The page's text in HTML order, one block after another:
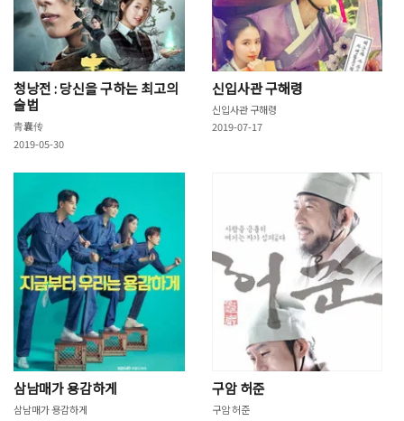
청낭전 : 당신을 구하는 최고의
술법
青囊传
2019-05-30
신입사관 구해령
신입사관 구해령
2019-07-17
삼남매가 용감하게
삼남매가 용감하게
구암 허준
구암 허준